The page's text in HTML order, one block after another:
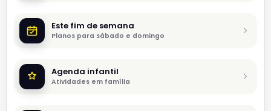
Este fim de semana
Planos para sábado e domingo
Agenda infantil
Atividades em família